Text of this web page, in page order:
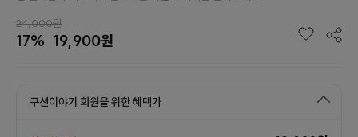
24,000원
17% 19,900원
쿠션이야기 회원을 위한 혜택가